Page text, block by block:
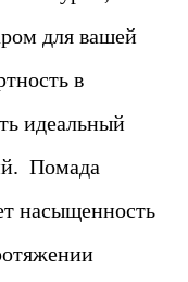
для вашей
в
идеальный
Помада
насыщенность